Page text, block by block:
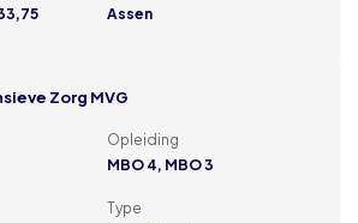
Assen
Zorg MVG
Opleiding
MBO 4, MBO 3
Type